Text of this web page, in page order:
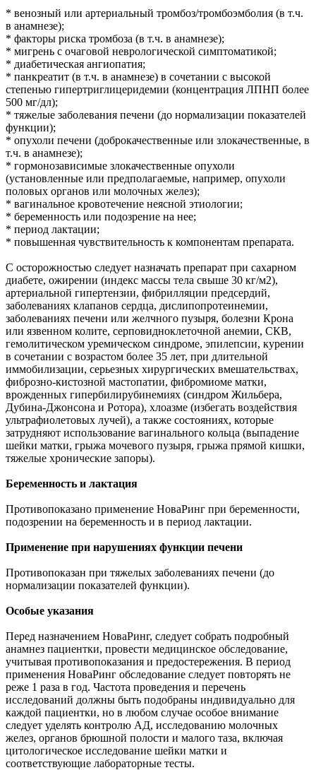
* венозный или артериальный тромбоз/тромбоэмболия (в т.ч.
в анамнезе);
* факторы риска тромбоза (в т.ч. в анамнезе);
* мигрень с очаговой неврологической симптоматикой;
* диабетическая ангиопатия;
* панкреатит (в т.ч. в анамнезе) в сочетании с высокой
степенью гипертриглицеридемии (концентрация ЛПНП более
500 мг/дл);
* тяжелые заболевания печени (до нормализации показателей
функции);
* опухоли печени (доброкачественные или злокачественные, в
т.ч. в анамнезе);
* гормонозависимые злокачественные опухоли
(установленные или предполагаемые, например, опухоли
половых органов или молочных желез);
* вагинальное кровотечение неясной этиологии;
* беременность или подозрение на нее;
* период лактации;
* повышенная чувствительность к компонентам препарата.
С осторожностью следует назначать препарат при сахарном
диабете, ожирении (индекс массы тела свыше 30 кг/м2),
артериальной гипертензии, фибрилляции предсердий,
заболеваниях клапанов сердца, дислипопротеинемии,
заболеваниях печени или желчного пузыря, болезни Крона
или язвенном колите, серповидноклеточной анемии, СКВ,
гемолитическом уремическом синдроме, эпилепсии, курении
в сочетании с возрастом более 35 лет, при длительной
иммобилизации, серьезных хирургических вмешательствах,
фиброзно-кистозной мастопатии, фибромиоме матки,
врожденных гипербилирубинемиях (синдром Жильбера,
Дубина-Джонсона и Ротора), хлоазме (избегать воздействия
ультрафиолетовых лучей), а также состояниях, которые
затрудняют использование вагинального кольца (выпадение
шейки матки, грыжа мочевого пузыря, грыжа прямой кишки,
тяжелые хронические запоры).
Беременность и лактация
Противопоказано применение НоваРинг при беременности,
подозрении на беременность и в период лактации.
Применение при нарушениях функции печени
Противопоказан при тяжелых заболеваниях печени (до
нормализации показателей функции).
Особые указания
Перед назначением НоваРинг, следует собрать подробный
анамнез пациентки, провести медицинское обследование,
учитывая противопоказания и предостережения. В период
применения НоваРинг обследование следует повторять не
реже 1 раза в год. Частота проведения и перечень
исследований должны быть подобраны индивидуально для
каждой пациентки, но в любом случае особое внимание
следует уделять контролю АД, исследованию молочных
желез, органов брюшной полости и малого таза, включая
цитологическое исследование шейки матки и
соответствующие лабораторные тесты.